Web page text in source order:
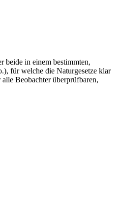
beide in einem bestimmten,
für welche die Naturgesetze klar
Beobachter überprüfbaren,